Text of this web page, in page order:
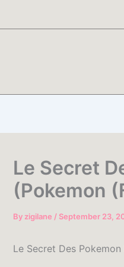
Le Secret
(Pokemon
By zigilane /September 23,
Le Secret Des